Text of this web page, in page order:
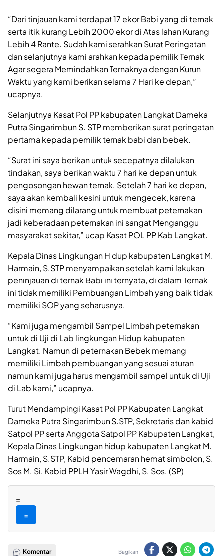
“Dari tinjauan kami terdapat 17 ekor Babi yang di ternak
serta itik kurang Lebih 2000 ekor di Atas lahan Kurang
Lebih 4 Rante. Sudah kami serahkan Surat Peringatan
dan selanjutnya kami arahkan kepada pemilik Ternak
Agar segera Memindahkan Ternaknya dengan Kurun
Waktu yang kami berikan selama 7 Hari ke depan,”
ucapnya.
Selanjutnya Kasat Pol PP kabupaten Langkat Dameka
Putra Singarimbun S. STP memberikan surat peringatan
pertama kepada pemilik ternak babi dan bebek.
“Surat ini saya berikan untuk secepatnya dilalukan
tindakan, saya berikan waktu 7 hari ke depan untuk
pengosongan hewan ternak. Setelah 7 hari ke depan,
saya akan kembali kesini untuk mengecek, karena
disini memang dilarang untuk membuat peternakan
jadi keberadaan peternakan ini sangat Menganggu
masyarakat sekitar,” ucap Kasat POL PP Kab Langkat.
Kepala Dinas Lingkungan Hidup kabupaten Langkat M.
Harmain, S.STP menyampaikan setelah kami lakukan
peninjauan di ternak Babi ini ternyata, di dalam Ternak
ini tidak memiliki Pembuangan Limbah yang baik tidak
memiliki SOP yang seharusnya.
“Kami juga mengambil Sampel Limbah peternakan
untuk di Uji di Lab lingkungan Hidup kabupaten
Langkat. Namun di peternakan Bebek memang
memiliki Limbah pembuangan yang sesuai aturan
namun kami juga harus mengambil sampel untuk di Uji
di Lab kami,” ucapnya.
Turut Mendampingi Kasat Pol PP Kabupaten Langkat
Dameka Putra Singarimbun S.STP, Sekretaris dan kabid
Satpol PP serta Anggota Satpol PP Kabupaten Langkat,
Kepala Dinas Lingkungan hidup kabupaten Langkat M.
Harmain, S.STP, Kabid pencemaran hemat simbolon, S.
Sos M. Si, Kabid PPLH Yasir Wagdhi, S. Sos. (SP)
=
=
Komentar Bagikan: